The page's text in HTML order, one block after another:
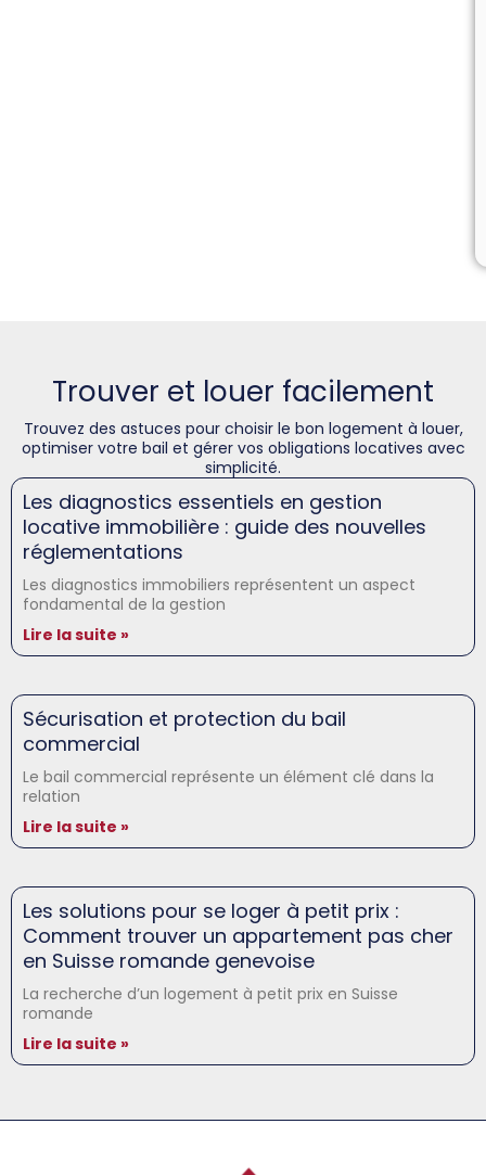
Trouver et louer facilement
Trouvez des astuces pour choisir le bon logement à louer,
optimiser votre bail et gérer vos obligations locatives avec
simplicité.
Les diagnostics essentiels en gestion
locative immobilière : guide des nouvelles
réglementations
Les diagnostics immobiliers représentent un aspect
fondamental de la gestion
Lire la suite »
Sécurisation et protection du bail
commercial
Le bail commercial représente un élément clé dans la
relation
Lire la suite »
Les solutions pour se loger à petit prix :
Comment trouver un appartement pas cher
en Suisse romande genevoise
La recherche d’un logement à petit prix en Suisse
romande
Lire la suite »